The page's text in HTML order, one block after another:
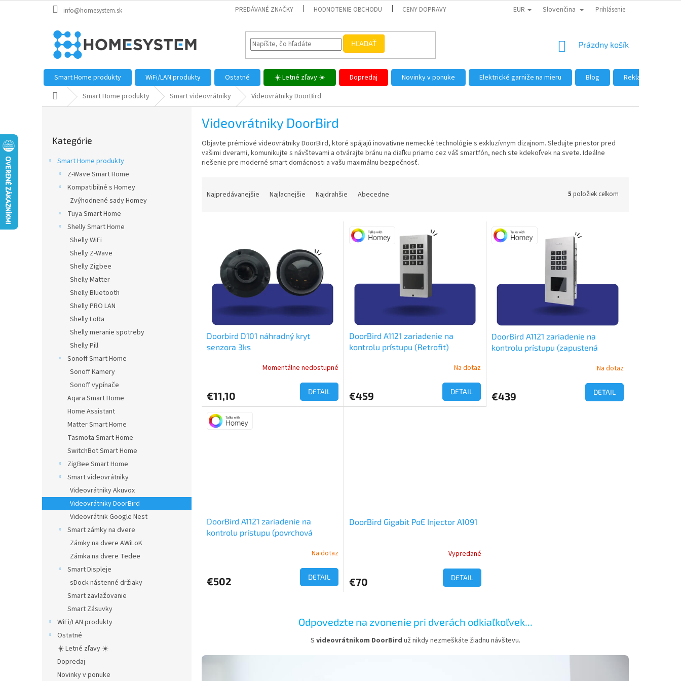
info@homesystem.sk PREDÁVANÉ ZNAČKY HODNOTENIE OBCHODU CENY DOPRAVY DÔVODY NÁKUPU U NÁS AKO NAKUPOVAŤ VEĽKOOBCHOD
EUR Slovenčina Prihlásenie
HĽADAŤ
NÁKUPNÝ
Prázdny košík
Smart Home produkty WiFi/LAN produkty Ostatné ☀️ Letné zľavy ☀️ Dopredaj Novinky v ponuke Elektrické garniže na mieru Blog
Reklamácie a
DomovSmart Home produkty Smart videovrátniky Videovrátniky DoorBird
kategórie
Kategórie
Smart Home produkty
Z-Wave Smart Home
Kompatibilné s Homey
Zvýhodnené sady Homey
Tuya Smart Home
Shelly Smart Home
Shelly WiFi
Shelly Z-Wave
Shelly Zigbee
Shelly Matter
Shelly Bluetooth
Shelly PRO LAN
Shelly LoRa
Shelly meranie spotreby
Shelly Pill
Sonoff Smart Home
Sonoff Kamery
Sonoff vypínače
Aqara Smart Home
Home Assistant
Matter Smart Home
Tasmota Smart Home
SwitchBot Smart Home
ZigBee Smart Home
Smart videovrátniky
Videovrátniky Akuvox
Videovrátniky DoorBird
Videovrátnik Google Nest
Smart zámky na dvere
Zámky na dvere AWiLoK
Zámka na dvere Tedee
Smart Displeje
sDock nástenné držiaky
Smart zavlažovanie
Smart Zásuvky
WiFi/LAN produkty
Ostatné
☀️ Letné zľavy ☀️
Dopredaj
Novinky v ponuke
Videovrátniky DoorBird
Objavte prémiové videovrátniky DoorBird, ktoré spájajú inovatívne nemecké technológie s exkluzívnym dizajnom. Sledujte priestor pred
vašimi dverami, komunikujte s návštevami a otvárajte bránu na diaľku priamo cez váš smartfón, nech ste kdekoľvek na svete. Ideálne
riešenie pre moderné smart domácnosti a vašu maximálnu bezpečnosť.
Najpredávanejšie Najlacnejšie Najdrahšie Abecedne 5 položiek celkom
Doorbird D101 náhradný kryt
senzora 3ks
Momentálne nedostupné
€11,10 DETAIL
DoorBird A1121 zariadenie na
kontrolu prístupu (Retrofit)
Na dotaz
€459 DETAIL
DoorBird A1121 zariadenie na
kontrolu prístupu (zapustená
Na dotaz
€439 DETAIL
DoorBird A1121 zariadenie na
kontrolu prístupu (povrchová
Na dotaz
€502 DETAIL
DoorBird Gigabit PoE Injector A1091
Vypredané
€70 DETAIL
l
d
Odpovedzte na zvonenie pri dverách odkiaľkoľvek...
S videovrátnikom DoorBird už nikdy nezmeškáte žiadnu návštevu.